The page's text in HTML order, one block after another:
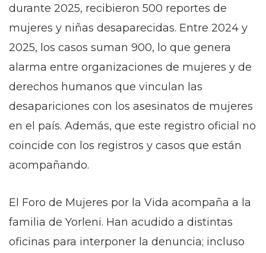
durante 2025, recibieron 500 reportes de
mujeres y niñas desaparecidas. Entre 2024 y
2025, los casos suman 900, lo que genera
alarma entre organizaciones de mujeres y de
derechos humanos que vinculan las
desapariciones con los asesinatos de mujeres
en el país. Además, que este registro oficial no
coincide con los registros y casos que están
acompañando.
El Foro de Mujeres por la Vida acompaña a la
familia de Yorleni. Han acudido a distintas
oficinas para interponer la denuncia; incluso